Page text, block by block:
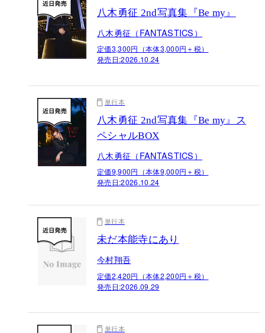
八木勇征 2nd写真集『Be my』
八木勇征（FANTASTICS）
定価3,300円（本体3,000円＋税）
発売日:2026.10.24
単行本
八木勇征 2nd写真集『Be my』ス
ペシャルBOX
八木勇征（FANTASTICS）
定価9,900円（本体9,000円＋税）
発売日:2026.10.24
単行本
未だ本能寺にあり
今村翔吾
定価2,420円（本体2,200円＋税）
発売日:2026.09.29
単行本